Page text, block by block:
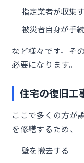
指定業者が収集
被災者自身が手
など様々です。そ
必要になります。
住宅の復旧工
ここで多くの方が
を修繕するため、
壁を撤去する